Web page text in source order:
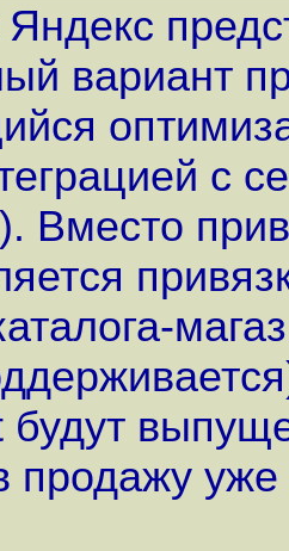
вариант
с
Вместо
будут
продажу уже